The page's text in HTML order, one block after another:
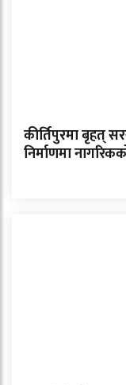
कीर्तिपुरमा बृहत्
निर्माणमा